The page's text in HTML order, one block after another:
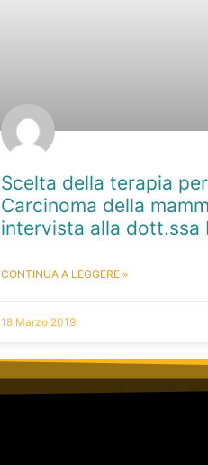
Scelta della terapia
Carcinoma della
intervista alla dott.ssa
CONTINUA A LEGGERE »
18 Marzo 2019